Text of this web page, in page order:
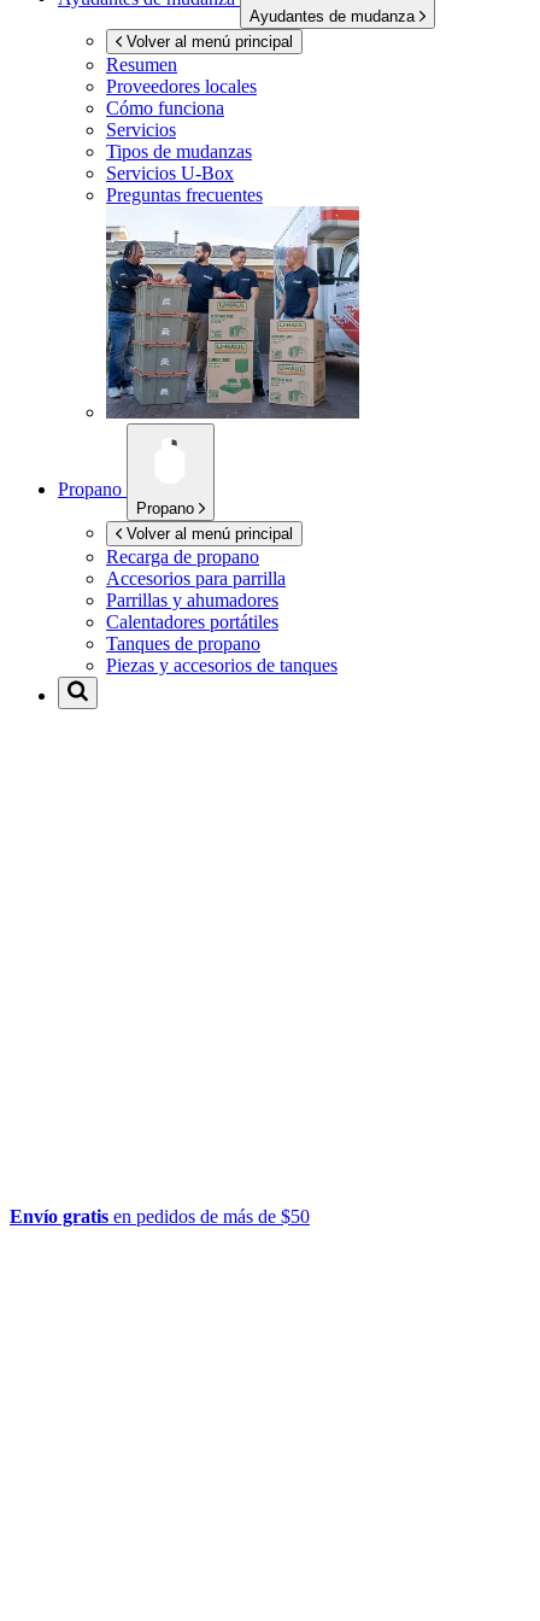
Ayudantes de mudanza
Volver al menú principal
Resumen
Proveedores locales
Cómo funciona
Servicios
Tipos de mudanzas
Servicios U-Box
Preguntas frecuentes
Propano
Propano
Volver al menú principal
Recarga de propano
Accesorios para parrilla
Parrillas y ahumadores
Calentadores portátiles
Tanques de propano
Piezas y accesorios de tanques
Envío gratis en pedidos de más de $50